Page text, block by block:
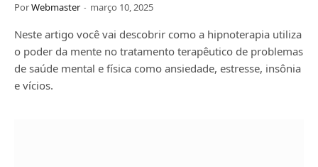
PorWebmaster março 10, 2025
Neste artigo você vai descobrir como a hipnoterapia utiliza
o poder da mente no tratamento terapêutico de problemas
de saúde mental e física como ansiedade, estresse, insônia
e vícios.